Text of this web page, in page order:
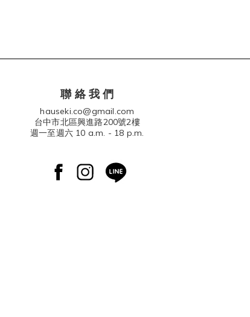
聯 絡 我 們
hauseki.co@gmail.com
台中市北區興進路200號2樓
週一至週六 10 a.m. - 18 p.m.